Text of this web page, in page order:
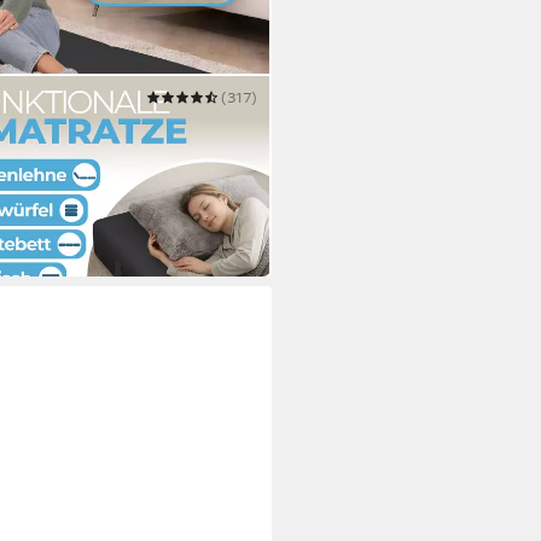
mit extra dickem
(317)